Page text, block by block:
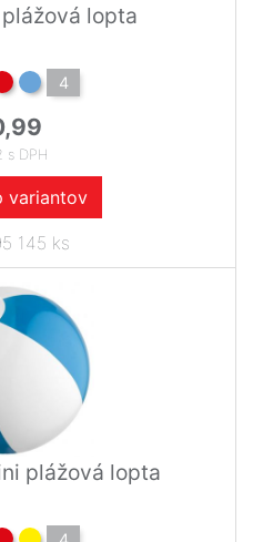
lopta
4
s DPH
variantov
145 ks
plážová lopta